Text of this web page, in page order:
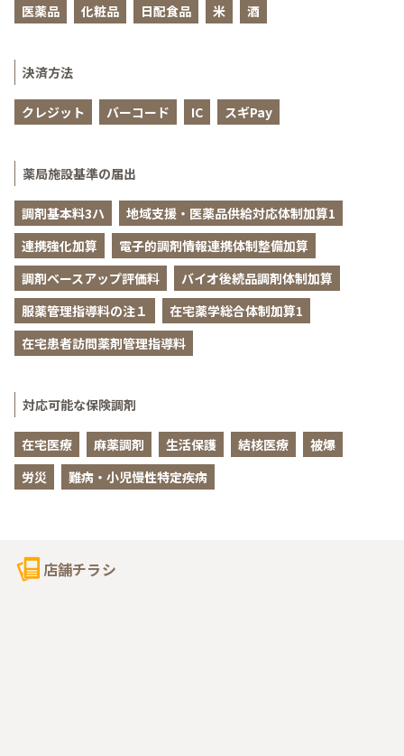
医薬品 化粧品 日配食品 米 酒
決済方法
クレジット バーコード IC スギPay
薬局施設基準の届出
調剤基本料3ハ
地域支援・医薬品供給対応体制加算1
連携強化加算
電子的調剤情報連携体制整備加算
調剤ベースアップ評価料
バイオ後続品調剤体制加算
服薬管理指導料の注１
在宅薬学総合体制加算1
在宅患者訪問薬剤管理指導料
対応可能な保険調剤
在宅医療 麻薬調剤 生活保護 結核医療
被爆
労災
難病・小児慢性特定疾病
店舗チラシ